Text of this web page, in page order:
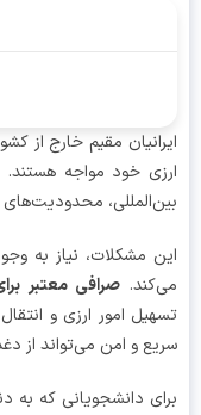
مقیم خارج از کشور
خود مواجه هستند. از
محدودیت‌های بانکی
مشکلات، نیاز به وجود
صرافی معتبر برای
امور ارزی و انتقال وجه
و امن می‌تواند از
دانشجویانی که به دنبال